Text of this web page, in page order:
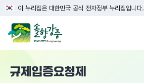
이 누리집은 대한민국 공식 전자정부 누리집입니다.
규제입증요청제